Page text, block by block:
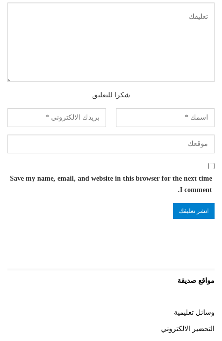
شكرا للتعليق
Save my name, email, and website in this browser for the next time
I comment.
مواقع صديقة
وسائل تعليمية
التحضير الالكتروني